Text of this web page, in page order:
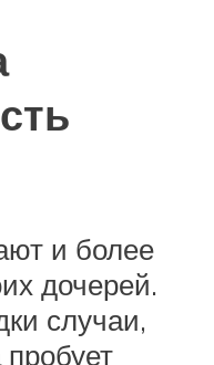
и более
дочерей.
случаи,